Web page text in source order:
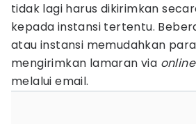
tidak lagi harus dikirimkan
kepada instansi tertentu.
atau instansi memudahkan
mengirimkan lamaran via online
melalui email.